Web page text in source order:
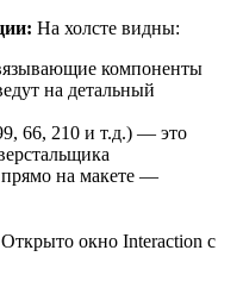
На холсте видны:
компоненты
на детальный
66, 210 и т.д.) — это
прямо на макете —
Открыто окно Interaction с